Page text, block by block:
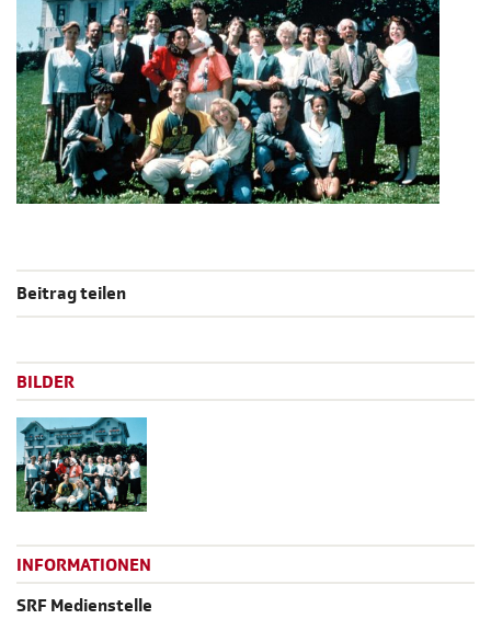
Beitrag teilen
BILDER
INFORMATIONEN
SRF Medienstelle